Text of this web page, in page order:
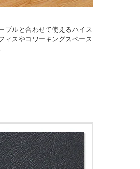
ブルと合わせて使えるハイス
ィスやコワーキングスペース